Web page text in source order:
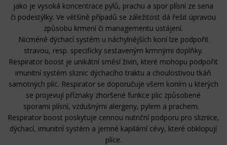
jako je vysoká koncentrace pylů, prachu a spor plísní ze sena
či podestýlky. Ve většině případů se záležitost dá řešit úpravou
způsobu krmení či managementu ustájení.
Nicméně dýchací systém u náchylnějších koní lze podpořit
stravou, resp. specificky sestaveným krmnými doplňky.
Respirator boost je unikátní směsí živin, které mohopu podpořit
imunitní systém sliznic dýchacího traktu a choulostivou tkáň
samotných plic. Respirator se doporučuje všem koním u kterých
se projevují příznaky zhoršené funkce plic způsobené
sporami plísní, vzdušnými alergeny, pylem a prachem.
Respirator boost poskytuje cennou nutriční podporu pro sliznice,
dýchací, imunitní systém a jemné kapilární cévy, které obklopují
plíce.